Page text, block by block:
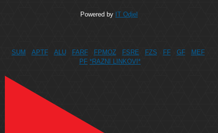
Powered by IT Odjel
SUM APTF ALU FARF FPMOZ FSRE FZS FF GF
MEF
PF *RAZNI LINKOVI*